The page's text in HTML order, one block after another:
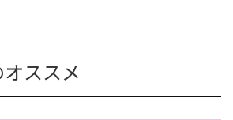
ススメ